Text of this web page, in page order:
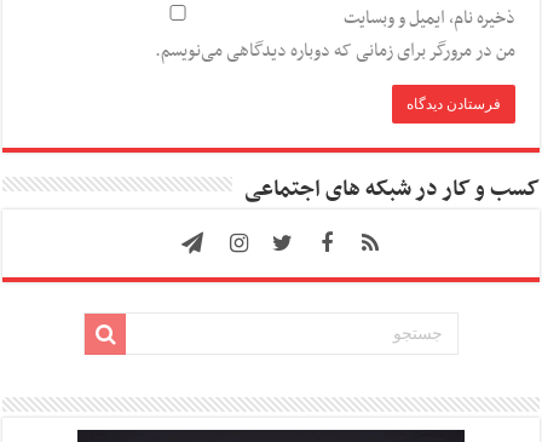
ذخیره نام، ایمیل و وبسایت
من در مرورگر برای زمانی که دوباره دیدگاهی می‌نویسم.
کسب و کار در شبکه های اجتماعی